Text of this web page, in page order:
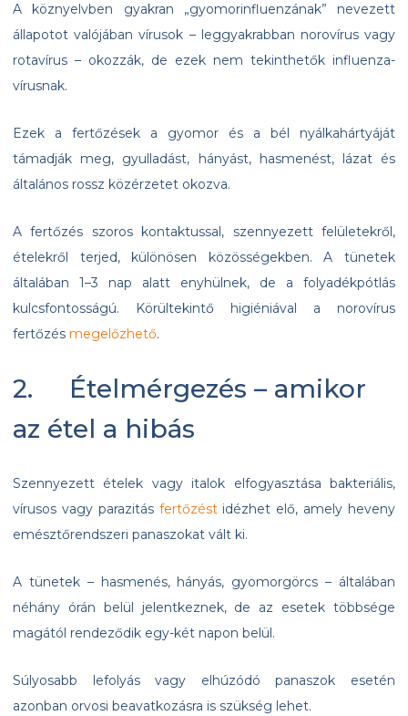
A köznyelvben gyakran „gyomorinfluenzának” nevezett
állapotot valójában vírusok – leggyakrabban norovírus vagy
rotavírus – okozzák, de ezek nem tekinthetők influenza-
vírusnak.
Ezek a fertőzések a gyomor és a bél nyálkahártyáját
támadják meg, gyulladást, hányást, hasmenést, lázat és
általános rossz közérzetet okozva.
A fertőzés szoros kontaktussal, szennyezett felületekről,
ételekről terjed, különösen közösségekben. A tünetek
általában 1–3 nap alatt enyhülnek, de a folyadékpótlás
kulcsfontosságú. Körültekintő higiéniával a norovírus
fertőzés megelőzhető.
2. Ételmérgezés – amikor
az étel a hibás
Szennyezett ételek vagy italok elfogyasztása bakteriális,
vírusos vagy parazitás fertőzéstidézhet elő, amely heveny
emésztőrendszeri panaszokat vált ki.
A tünetek – hasmenés, hányás, gyomorgörcs – általában
néhány órán belül jelentkeznek, de az esetek többsége
magától rendeződik egy-két napon belül.
Súlyosabb lefolyás vagy elhúzódó panaszok esetén
azonban orvosi beavatkozásra is szükség lehet.